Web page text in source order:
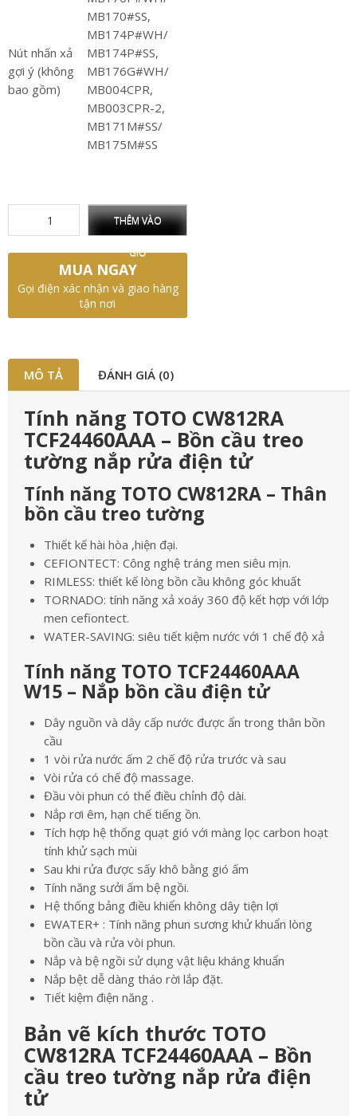
Nút nhấn xả
gợi ý (không
bao gồm)
MB170#SS,
MB174P#WH/
MB174P#SS,
MB176G#WH/
MB004CPR,
MB003CPR-2,
MB171M#SS/
MB175M#SS
THÊM VÀO
GIỎ
MUA NGAY
Gọi điện xác nhận và giao hàng
tận nơi
MÔ TẢ ĐÁNH GIÁ (0)
Tính năng TOTO CW812RA
TCF24460AAA – Bồn cầu treo
tường nắp rửa điện tử
Tính năng TOTO CW812RA – Thân
bồn cầu treo tường
Thiết kế hài hòa ,hiện đại.
CEFIONTECT: Công nghệ tráng men siêu mịn.
RIMLESS: thiết kế lòng bồn cầu không góc khuất
TORNADO: tính năng xả xoáy 360 độ kết hợp với lớp
men cefiontect.
WATER-SAVING: siêu tiết kiệm nước với 1 chế độ xả
Tính năng TOTO TCF24460AAA
W15 – Nắp bồn cầu điện tử
Dây nguồn và dây cấp nước được ẩn trong thân bồn
cầu
1 vòi rửa nước ấm 2 chế độ rửa trước và sau
Vòi rửa có chế độ massage.
Đầu vòi phun có thể điều chỉnh độ dài.
Nắp rơi êm, hạn chế tiếng ồn.
Tích hợp hệ thống quạt gió với màng lọc carbon hoạt
tính khử sạch mùi
Sau khi rửa được sấy khô bằng gió ấm
Tính năng sưởi ấm bệ ngồi.
Hệ thống bảng điều khiển không dây tiện lợi
EWATER+ : Tính năng phun sương khử khuẩn lòng
bồn cầu và rửa vòi phun.
Nắp và bệ ngồi sử dụng vật liệu kháng khuẩn
Nắp bệt dễ dàng tháo rời lắp đặt.
Tiết kiệm điện năng .
Bản vẽ kích thước TOTO
CW812RA TCF24460AAA – Bồn
cầu treo tường nắp rửa điện
tử